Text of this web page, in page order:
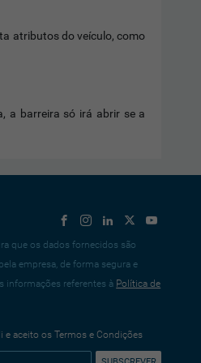
atributos do veículo, como
a barreira só irá abrir se a
que os dados fornecidos são
empresa, de forma segura e
informações referentes à Política de
e aceito os Termos e Condições